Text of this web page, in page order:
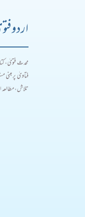
اردو
محدث فتویٰ،
فتاویٰ پر
تلاش،